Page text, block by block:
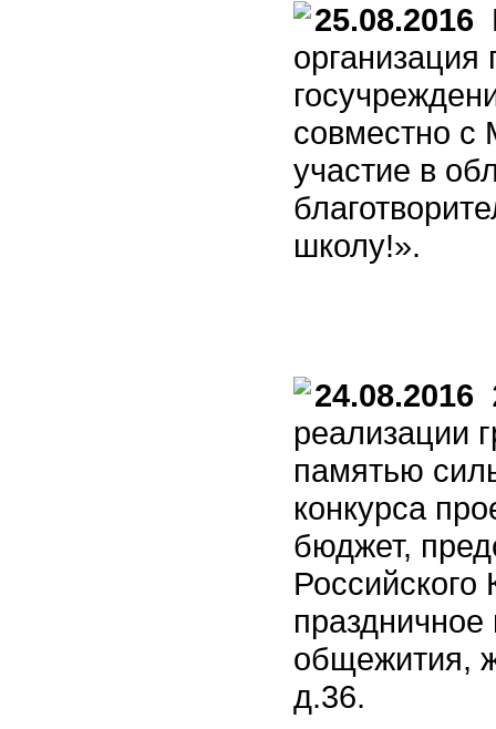
25.08.2016
совместно
участие в
школу!».
24.08.2016
реализации
памятью
конкурса
бюджет,
Российского
общежития,
д.36.